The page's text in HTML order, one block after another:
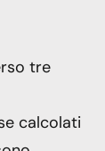
tre
calcolati